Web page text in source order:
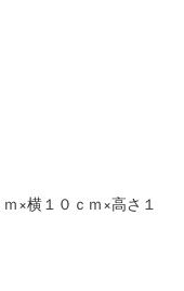
×横１０ｃｍ×高さ１